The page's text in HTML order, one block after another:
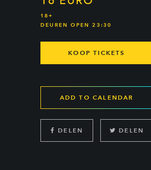
18+
DEUREN OPEN 23:30
KOOP TICKETS
ADD TO CALENDAR
DELEN DELEN